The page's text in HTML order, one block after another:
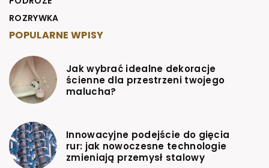
ROZRYWKA
POPULARNE WPISY
Jak wybrać idealne dekoracje
ścienne dla przestrzeni twojego
malucha?
Innowacyjne podejście do gięcia
rur: jak nowoczesne technologie
zmieniają przemysł stalowy